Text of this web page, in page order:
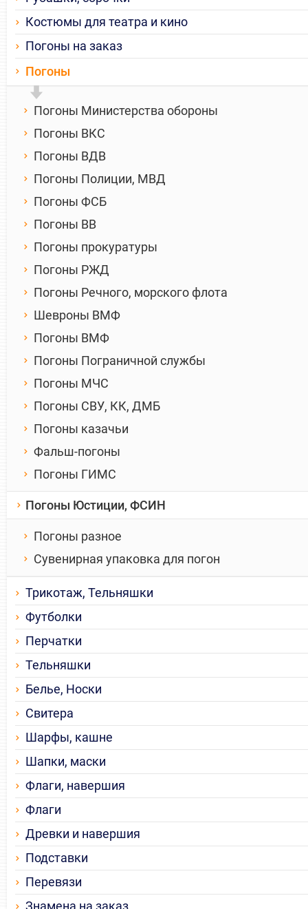
Костюмы для театра и кино
Погоны на заказ
Погоны
Погоны Министерства обороны
Погоны ВКС
Погоны ВДВ
Погоны Полиции, МВД
Погоны ФСБ
Погоны ВВ
Погоны прокуратуры
Погоны РЖД
Погоны Речного, морского флота
Шевроны ВМФ
Погоны ВМФ
Погоны Пограничной службы
Погоны МЧС
Погоны СВУ, КК, ДМБ
Погоны казачьи
Фальш-погоны
Погоны ГИМС
Погоны Юстиции, ФСИН
Погоны разное
Сувенирная упаковка для погон
Трикотаж, Тельняшки
Футболки
Перчатки
Тельняшки
Белье, Носки
Свитера
Шарфы, кашне
Шапки, маски
Флаги, навершия
Флаги
Древки и навершия
Подставки
Перевязи
Знамена на заказ